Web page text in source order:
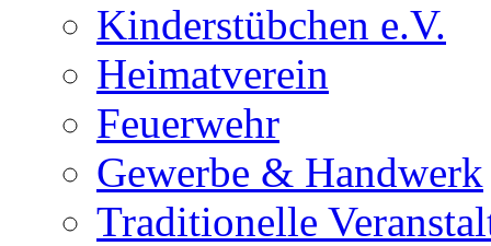
Kinderstübchen e.V.
Heimatverein
Feuerwehr
Gewerbe & Handwerk
Traditionelle